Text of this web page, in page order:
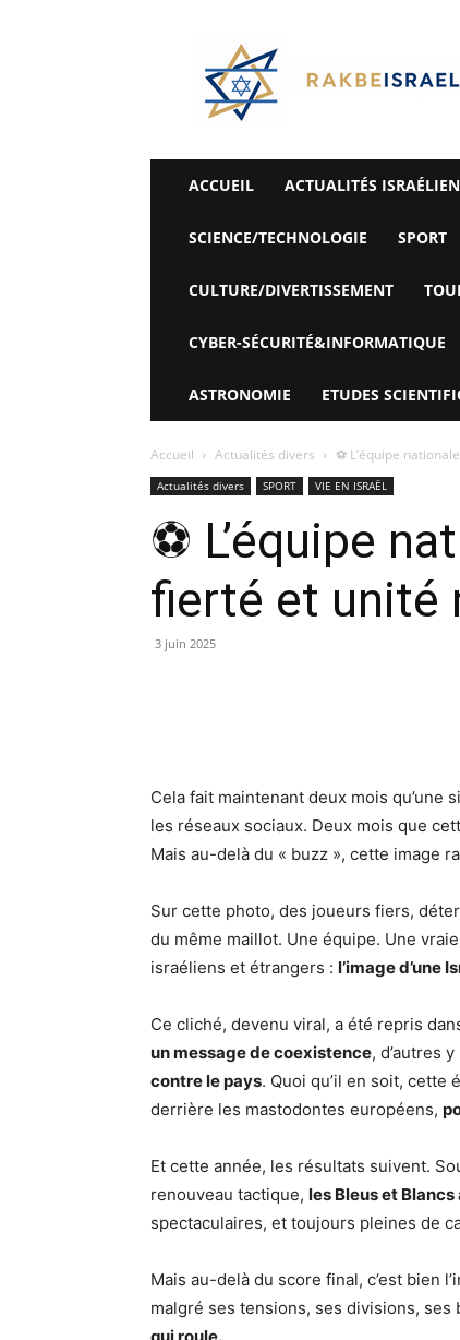
Rak
Be
Israel-
Alyaexpress-
News
ACCUEIL ACTUALITÉS
SCIENCE/TECHNOLOGIE SPORT
CULTURE/DIVERTISSEMENT
CYBER-SÉCURITÉ&INFORMATIQUE
ASTRONOMIE ETUDES
Accueil Actualités divers ⚽ L’équipe
Actualités divers SPORT VIE EN ISRAËL
⚽ L’équipe
fierté et unité
3 juin 2025
Cela fait maintenant deux mois qu’une
les réseaux sociaux. Deux mois que
Mais au-delà du « buzz », cette image
Sur cette photo, des joueurs fiers,
du même maillot. Une équipe. Une
israéliens et étrangers : l’image d’une
Ce cliché, devenu viral, a été repris
un message de coexistence, d’autres
contre le pays. Quoi qu’il en soit, cette
derrière les mastodontes européens,
Et cette année, les résultats suivent.
renouveau tactique, les Bleus et
spectaculaires, et toujours pleines de
Mais au-delà du score final, c’est bien
malgré ses tensions, ses divisions, ses